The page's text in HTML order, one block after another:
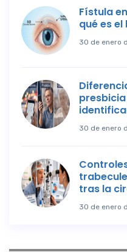
Fístula
qué es
30 de enero
30 de enero
tras la
30 de enero